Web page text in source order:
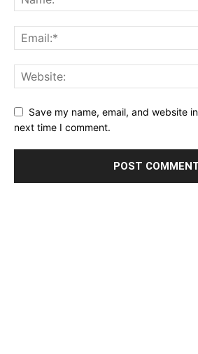
Save my name, email, and website
next time I comment.